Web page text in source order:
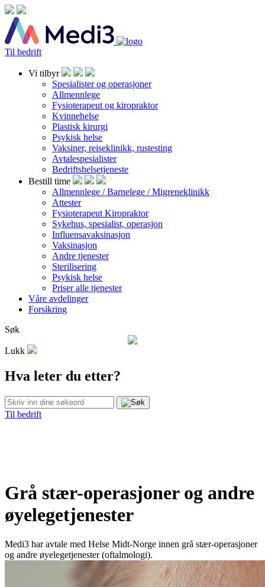
Til bedrift
Vi tilbyr
Spesialister og operasjoner
Allmennlege
Fysioterapeut og kiropraktor
Kvinnehelse
Plastisk kirurgi
Psykisk helse
Vaksiner, reiseklinikk, rustesting
Avtalespesialister
Bedriftshelsetjeneste
Bestill time
Allmennlege / Barnelege / Migreneklinikk
Attester
Fysioterapeut Kiropraktor
Sykehus, spesialist, operasjon
Influensavaksinasjon
Vaksinasjon
Andre tjenester
Sterilisering
Psykisk helse
Priser alle tjenester
Våre avdelinger
Forsikring
Søk
Lukk
Hva leter du etter?
Til bedrift
Grå stær-operasjoner og andre
øyelegetjenester
Medi3 har avtale med Helse Midt-Norge innen grå stær-operasjoner
og andre øyelegetjenester (oftalmologi).